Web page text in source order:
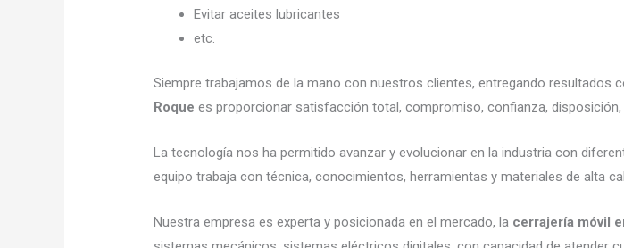
Evitar aceites lubricantes
etc.
Siempre trabajamos de la mano con nuestros clientes, entregando resultados
Roque es proporcionar satisfacción total, compromiso, confianza,
La tecnología nos ha permitido avanzar y evolucionar en la industria con
equipo trabaja con técnica, conocimientos, herramientas y materiales de alta
Nuestra empresa es experta y posicionada en el mercado, la cerrajería móvil